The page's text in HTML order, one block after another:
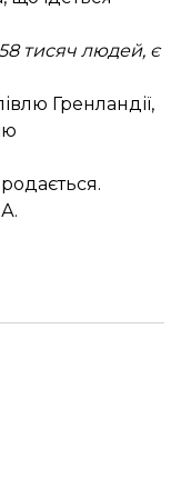
тисяч людей, є
Гренландії,
.